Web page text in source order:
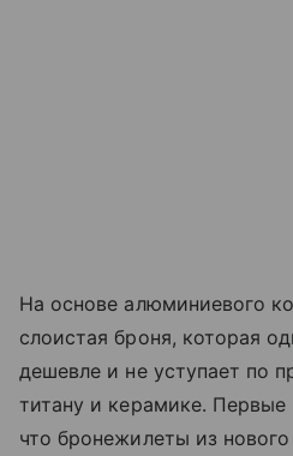
На основе алюминиевого
слоистая броня, которая
дешевле и не уступает по
титану и керамике. Первые
что бронежилеты из